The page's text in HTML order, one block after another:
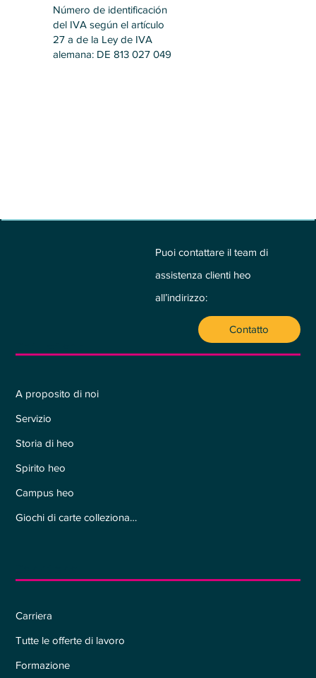
Número de identificación
del IVA según el artículo
27 a de la Ley de IVA
alemana: DE 813 027 049
A proposito di noi
Servizio
Storia di heo
Spirito heo
Campus heo
Giochi di carte collezionabili
Carriera
Tutte le offerte di lavoro
Formazione
Puoi contattare il team di
assistenza clienti heo
all’indirizzo:
Contatto